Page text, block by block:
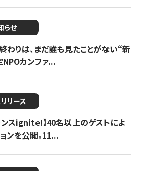
らせ
りは、まだ誰も見たことがない“新
NPOカンファ...
リース
ンスignite!】40名以上のゲストによ
ンを公開。11...